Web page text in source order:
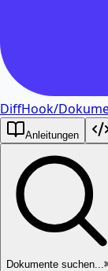
DiffHook/
Anleitungen
Dokumente suchen...